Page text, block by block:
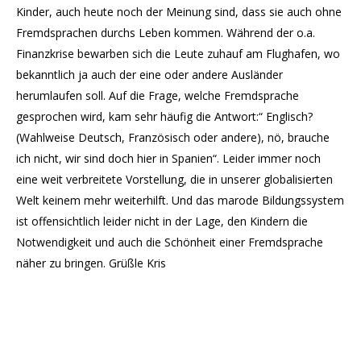
Kinder, auch heute noch der Meinung sind, dass sie auch ohne
Fremdsprachen durchs Leben kommen. Während der o.a.
Finanzkrise bewarben sich die Leute zuhauf am Flughafen, wo
bekanntlich ja auch der eine oder andere Ausländer
herumlaufen soll. Auf die Frage, welche Fremdsprache
gesprochen wird, kam sehr häufig die Antwort:“ Englisch?
(Wahlweise Deutsch, Französisch oder andere), nö, brauche
ich nicht, wir sind doch hier in Spanien“. Leider immer noch
eine weit verbreitete Vorstellung, die in unserer globalisierten
Welt keinem mehr weiterhilft. Und das marode Bildungssystem
ist offensichtlich leider nicht in der Lage, den Kindern die
Notwendigkeit und auch die Schönheit einer Fremdsprache
näher zu bringen. Grüßle Kris